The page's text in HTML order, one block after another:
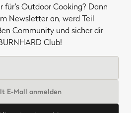
für’s Outdoor Cooking? Dann
Newsletter an, werd Teil
Community und sicher dir
Club!
E-Mail anmelden